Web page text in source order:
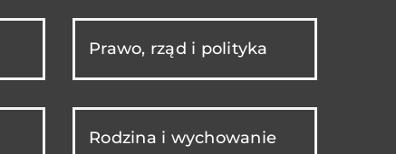
Prawo, rząd i polityka
Rodzina i wychowanie